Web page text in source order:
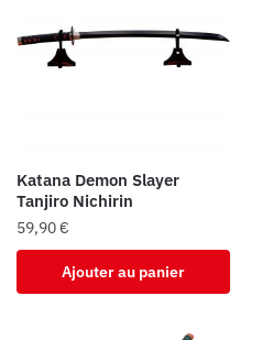
peuvent
du
produit
Katana Demon Slayer
Tanjiro Nichirin
59,90€
Ajouter au panier